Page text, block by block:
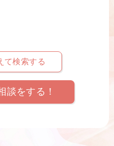
て検索する
談をする！